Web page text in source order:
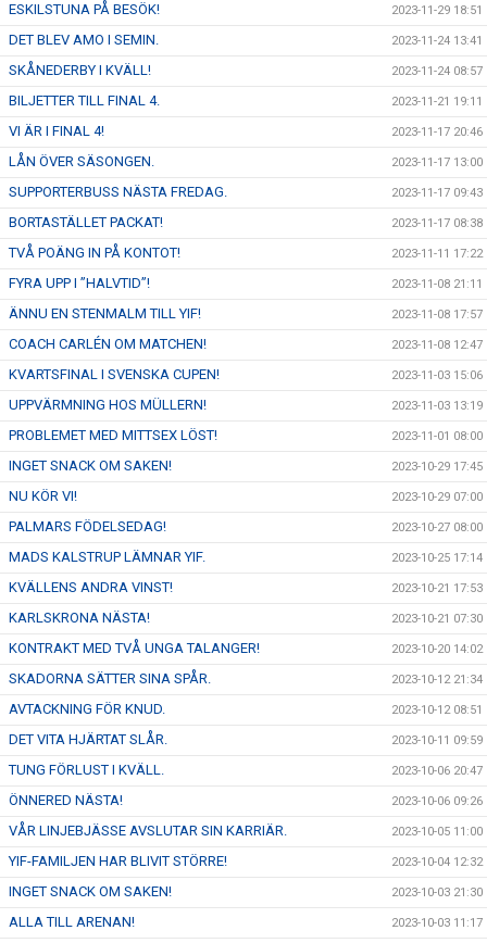
ESKILSTUNA PÅ BESÖK! 2023-11-29 18:51
DET BLEV AMO I SEMIN. 2023-11-24 13:41
SKÅNEDERBY I KVÄLL! 2023-11-24 08:57
BILJETTER TILL FINAL 4. 2023-11-21 19:11
VI ÄR I FINAL 4! 2023-11-17 20:46
LÅN ÖVER SÄSONGEN. 2023-11-17 13:00
SUPPORTERBUSS NÄSTA FREDAG. 2023-11-17 09:43
BORTASTÄLLET PACKAT! 2023-11-17 08:38
TVÅ POÄNG IN PÅ KONTOT! 2023-11-11 17:22
FYRA UPP I ”HALVTID”! 2023-11-08 21:11
ÄNNU EN STENMALM TILL YIF! 2023-11-08 17:57
COACH CARLÉN OM MATCHEN! 2023-11-08 12:47
KVARTSFINAL I SVENSKA CUPEN! 2023-11-03 15:06
UPPVÄRMNING HOS MÜLLERN! 2023-11-03 13:19
PROBLEMET MED MITTSEX LÖST! 2023-11-01 08:00
INGET SNACK OM SAKEN! 2023-10-29 17:45
NU KÖR VI! 2023-10-29 07:00
PALMARS FÖDELSEDAG! 2023-10-27 08:00
MADS KALSTRUP LÄMNAR YIF. 2023-10-25 17:14
KVÄLLENS ANDRA VINST! 2023-10-21 17:53
KARLSKRONA NÄSTA! 2023-10-21 07:30
KONTRAKT MED TVÅ UNGA TALANGER! 2023-10-20 14:02
SKADORNA SÄTTER SINA SPÅR. 2023-10-12 21:34
AVTACKNING FÖR KNUD. 2023-10-12 08:51
DET VITA HJÄRTAT SLÅR. 2023-10-11 09:59
TUNG FÖRLUST I KVÄLL. 2023-10-06 20:47
ÖNNERED NÄSTA! 2023-10-06 09:26
VÅR LINJEBJÄSSE AVSLUTAR SIN KARRIÄR. 2023-10-05 11:00
YIF-FAMILJEN HAR BLIVIT STÖRRE! 2023-10-04 12:32
INGET SNACK OM SAKEN! 2023-10-03 21:30
ALLA TILL ARENAN! 2023-10-03 11:17